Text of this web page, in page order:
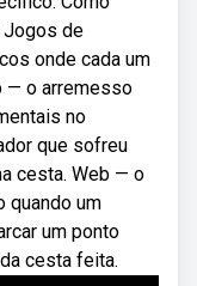
Jogos de
onde cada um
— o arremesso
no
que sofreu
cesta. Web — o
quando um
um ponto
cesta feita.